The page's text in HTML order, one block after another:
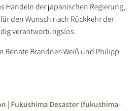
Handeln der japanischen Regierung,
den Wunsch nach Rückkehr der
verantwortungslos.
Renate Brandner-Weiß und Philipp
| Fukushima Desaster (fukushima-